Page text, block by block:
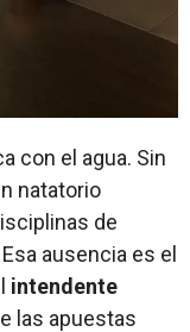
con el agua. Sin
natatorio
de
ausencia es el
intendente
las apuestas